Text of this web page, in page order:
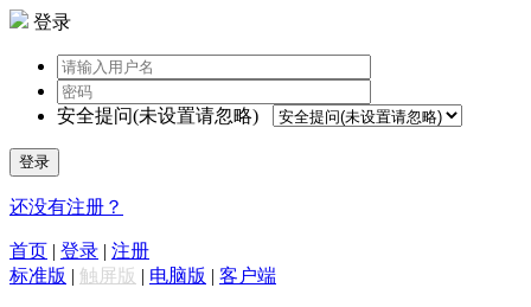
登录
安全提问(未设置请忽略)
登录
还没有注册？
首页 | 登录 | 注册
标准版 | 触屏版 | 电脑版 | 客户端